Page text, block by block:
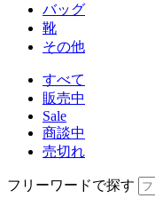
バッグ
靴
その他
すべて
販売中
Sale
商談中
売切れ
フリーワードで探す